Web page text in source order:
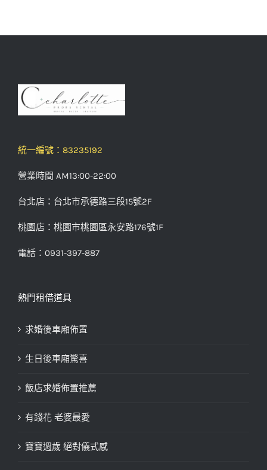
統一編號：83235192
營業時間 AM13:00-22:00
台北店：台北市承德路三段15號2F
桃園店：桃園市桃園區永安路176號1F
電話：0931-397-887
熱門租借道具
求婚後車廂佈置
生日後車廂驚喜
飯店求婚佈置推薦
有錢花 老婆最愛
寶寶週歲 絕對儀式感